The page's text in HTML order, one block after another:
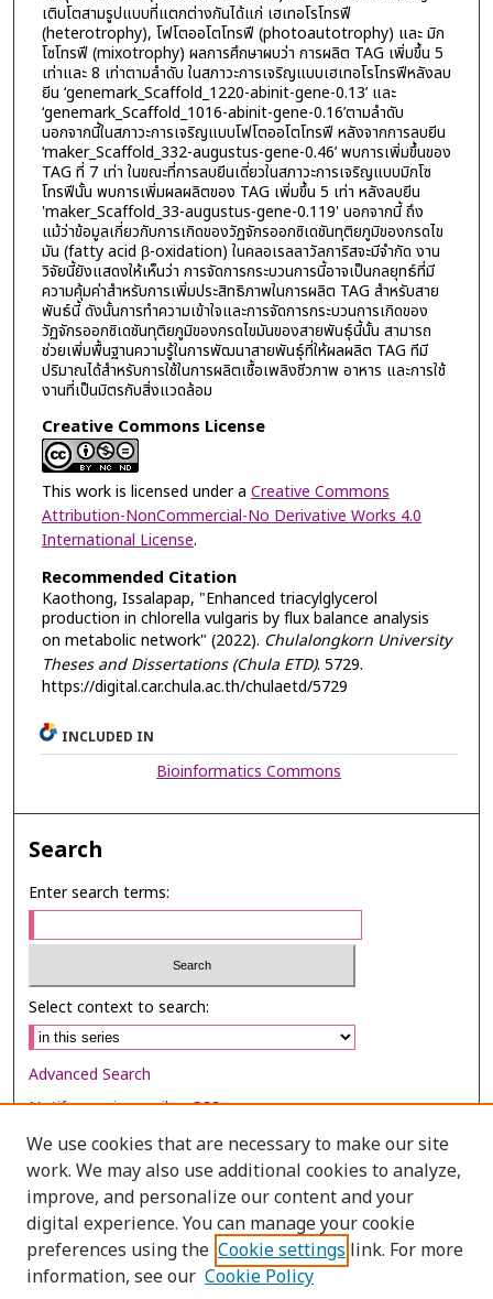
เติบโตสามรูปแบบที่แตกต่างกันได้แก่ เฮเทอโรโทรฟี
(heterotrophy), โฟโตออโตโทรฟี (photoautotrophy) และ มิก
โซโทรฟี (mixotrophy) ผลการศึกษาผบว่า การผลิต TAG เพิ่มขึ้น 5
เท่าและ 8 เท่าตามลำดับ ในสภาวะการเจริญแบบเฮเทอโรโทรฟีหลังลบ
ยีน ‘genemark_Scaffold_1220-abinit-gene-0.13’ และ
‘genemark_Scaffold_1016-abinit-gene-0.16’ตามลำดับ
นอกจากนี้ในสภาวะการเจริญแบบโฟโตออโตโทรฟี หลังจากการลบยีน
‘maker_Scaffold_332-augustus-gene-0.46’ พบการเพิ่มขึ้นของ
TAG ที่ 7 เท่า ในขณะที่การลบยีนเดี่ยวในสภาวะการเจริญแบบมิกโซ
โทรฟีนั้น พบการเพิ่มผลผลิตของ TAG เพิ่มขึ้น 5 เท่า หลังลบยีน
'maker_Scaffold_33-augustus-gene-0.119' นอกจากนี้ ถึง
แม้ว่าข้อมูลเกี่ยวกับการเกิดของวัฏจักรออกซิเดชันทุติยภูมิของกรดไข
มัน (fatty acid β-oxidation) ในคลอเรลลาวัลการิสจะมีจำกัด งาน
วิจัยนี้ยังแสดงให้เห็นว่า การจัดการกระบวนการนี้อาจเป็นกลยุทธ์ที่มี
ความคุ้มค่าสำหรับการเพิ่มประสิทธิภาพในการผลิต TAG สำหรับสาย
พันธ์นี้ ดังนั้นการทำความเข้าใจและการจัดการกระบวนการเกิดของ
วัฏจักรออกซิเดชันทุติยภูมิของกรดไขมันของสายพันธุ์นี้นั้น สามารถ
ช่วยเพิ่มพื้นฐานความรู้ในการพัฒนาสายพันธุ์ที่ให้ผลผลิต TAG ทีมี
ปริมาณได้สำหรับการใช้ในการผลิตเชื้อเพลิงชีวภาพ อาหาร และการใช้
งานที่เป็นมิตรกับสิ่งแวดล้อม
Creative Commons License
This work is licensed under a Creative Commons
Attribution-NonCommercial-No Derivative Works 4.0
International License.
Recommended Citation
Kaothong, Issalapap, "Enhanced triacylglycerol
production in chlorella vulgaris by flux balance analysis
on metabolic network" (2022). Chulalongkorn University
Theses and Dissertations (Chula ETD). 5729.
https://digital.car.chula.ac.th/chulaetd/5729
INCLUDED IN
Bioinformatics Commons
Search
Enter search terms:
Select context to search:
Advanced Search
Notify me via email orRSS
Browse
Collections
Disciplines
Authors
We use cookies that are necessary to make our site
work. We may also use additional cookies to analyze,
improve, and personalize our content and your
digital experience. You can manage your cookie
preferences using the Cookie settings link. For more
information, see our Cookie Policy